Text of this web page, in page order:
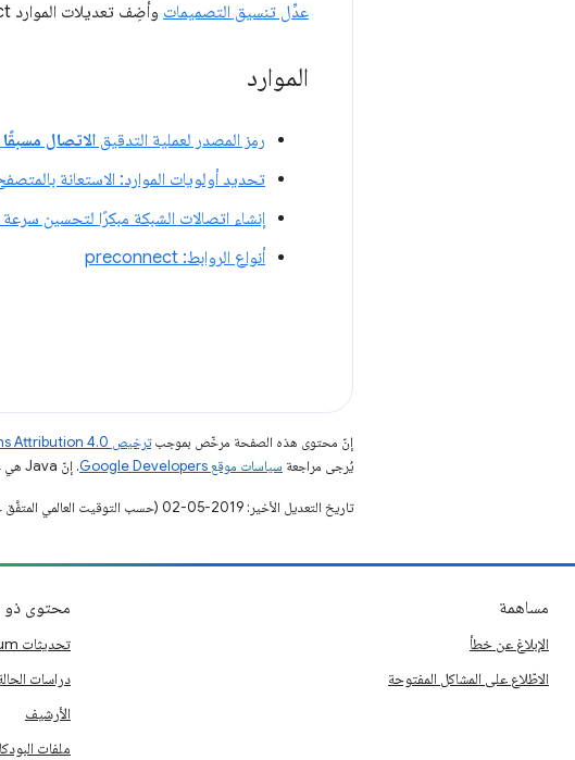
عدِّل تنسيق التصميمات وأضِف تعديلات الموارد preconnect أو DNS prefetch.
الموارد
رمز المصدر لعملية التدقيق الاتصال مسبقًا
تحديد أولويات الموارد: الاستعانة
إنشاء اتصالات الشبكة مبكرًا لتحسين
أنواع الروابط: preconnect
إنّ محتوى هذه الصفحة مرخّص بموجبترخيص Creative Commons Attribution 4.0‏
يُرجى مراجعة سياسات موقع Google Developers‏ . إنّ Java هي علامة تجارية مسجَّلة لشركة Oracle و/أو شركائها التابعين.
تاريخ التعديل الأخير: 2019-05-02 (حسب التوقيت العالمي المتفَّق عليه)
مساهمة
الإبلاغ عن خطأ
الاطّلاع على المشاكل المفتوحة
محتوى ذو
تحديثات Chromium
دراسات
الأرشيف
ملفات